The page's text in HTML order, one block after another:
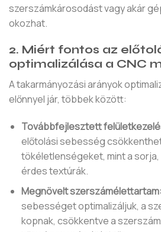
szerszámkárosodást vagy akár
okozhat.
2. Miért fontos az
optimalizálása a CNC
A takarmányozási arányok
előnnyel jár, többek között:
Továbbfejlesztett
előtolási sebesség
tökéletlenségeket, mint a
érdes textúrák.
Megnövelt szerszámélettartam:
sebességet optimalizáljuk, a
kopnak, csökkentve a